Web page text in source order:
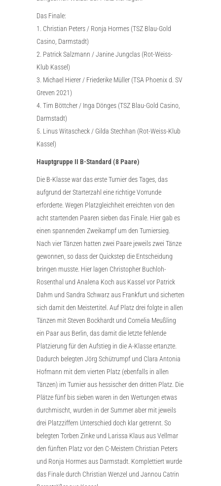
Das Finale:
1. Christian Peters / Ronja Hormes (TSZ Blau-Gold
Casino, Darmstadt)
2. Patrick Salzmann / Janine Jungclas (Rot-Weiss-
Klub Kassel)
3. Michael Hierer / Friederike Müller (TSA Phoenix d. SV
Greven 2021)
4. Tim Böttcher / Inga Dönges (TSZ Blau-Gold Casino,
Darmstadt)
5. Linus Witascheck / Gilda Stechhan (Rot-Weiss-Klub
Kassel)
Hauptgruppe II B-Standard (8 Paare)
Die B-Klasse war das erste Turnier des Tages, das
aufgrund der Starterzahl eine richtige Vorrunde
erforderte. Wegen Platzgleichheit erreichten von den
acht startenden Paaren sieben das Finale. Hier gab es
einen spannenden Zweikampf um den Turniersieg.
Nach vier Tänzen hatten zwei Paare jeweils zwei Tänze
gewonnen, so dass der Quickstep die Entscheidung
bringen musste. Hier lagen Christopher Buchloh-
Rosenthal und Analena Koch aus Kassel vor Patrick
Dahm und Sandra Schwarz aus Frankfurt und sicherten
sich damit den Meistertitel. Auf Platz drei folgte in allen
Tänzen mit Steven Bockhardt und Cornelia Meußling
ein Paar aus Berlin, das damit die letzte fehlende
Platzierung für den Aufstieg in die A-Klasse ertanzte.
Dadurch belegten Jörg Schütrumpf und Clara Antonia
Hofmann mit dem vierten Platz (ebenfalls in allen
Tänzen) im Turnier aus hessischer den dritten Platz. Die
Plätze fünf bis sieben waren in den Wertungen etwas
durchmischt, wurden in der Summer aber mit jeweils
drei Platzziffern Unterschied doch klar getrennt. So
belegten Torben Zinke und Larissa Klaus aus Vellmar
den fünften Platz vor den C-Meistern Christian Peters
und Ronja Hormes aus Darmstadt. Komplettiert wurde
das Finale durch Christian Wenzel und Jannou Catrin